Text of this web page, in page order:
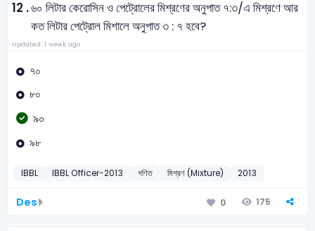
12 .৬০ লিটার কেরোসিন ও পেট্রোলের মিশ্রণের অনুপাত ৭:৩/এ মিশ্রণে আর
কত লিটার পেট্রোল মিশালে অনুপাত ৩ : ৭ হবে?
Updated: 1 week ago
৭০
৮০
৯০
৯৮
IBBL IBBL Officer-2013 গণিত মিশ্রণ (Mixture) 2013
Des 0 175